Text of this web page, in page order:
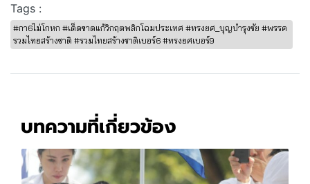
Tags :
#กา6ไม่โกหก #เด็ดขาดแก้วิกฤตพลิกโฉมประเทศ #ทรงยศ_บุญบำรุงชัย #พรรค
รวมไทยสร้างชาติ #รวมไทยสร้างชาติเบอร์6 #ทรงยศเบอร์9
บทความที่เกี่ยวข้อง